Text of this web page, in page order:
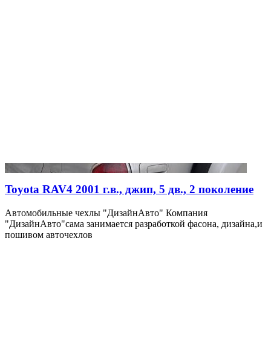
Toyota RAV4 2001 г.в., джип, 5 дв., 2 поколение
Автомобильные чехлы "ДизайнАвто" Компания
"ДизайнАвто"сама занимается разработкой фасона, дизайна,и
пошивом авточехлов